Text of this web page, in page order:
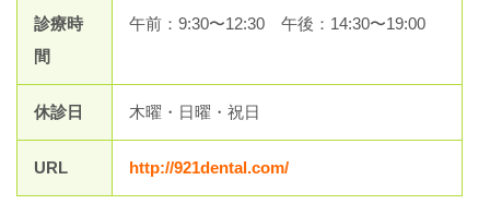
診療時
間
午前：9:30〜12:30 午後：14:30〜19:00
休診日 木曜・日曜・祝日
URL http://921dental.com/